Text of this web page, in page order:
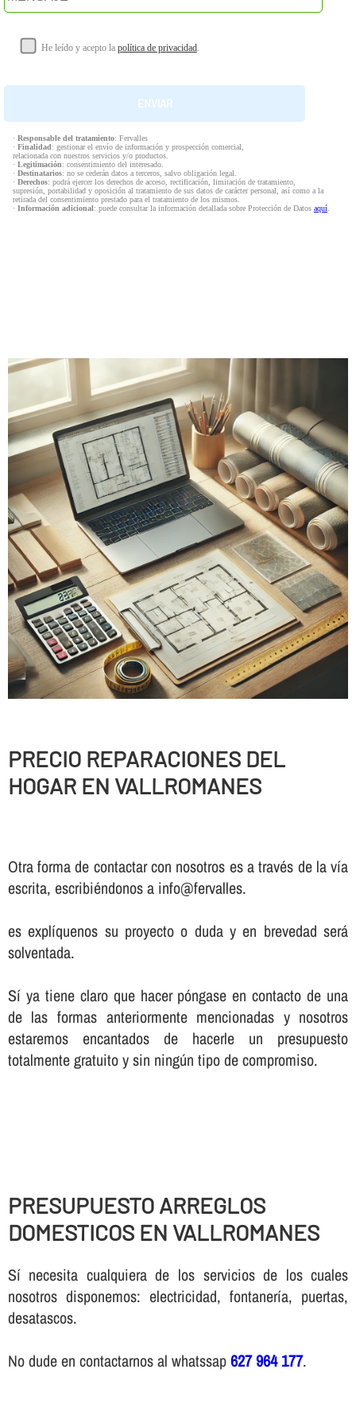
He leído y acepto la política de privacidad.
· Responsable del tratamiento: Fervalles
· Finalidad: gestionar el envío de información y prospección comercial,
relacionada con nuestros servicios y/o productos.
· Legitimación: consentimiento del interesado.
· Destinatarios: no se cederán datos a terceros, salvo obligación legal.
· Derechos: podrá ejercer los derechos de acceso, rectificación, limitación de tratamiento,
supresión, portabilidad y oposición al tratamiento de sus datos de carácter personal, así como a la
retirada del consentimiento prestado para el tratamiento de los mismos.
· Información adicional: puede consultar la información detallada sobre Protección de Datos aquí.
PRECIO REPARACIONES DEL
HOGAR EN VALLROMANES
Otra forma de contactar con nosotros es a través de la vía
escrita, escribiéndonos a info@fervalles.
es explíquenos su proyecto o duda y en brevedad será
solventada.
Sí ya tiene claro que hacer póngase en contacto de una
de las formas anteriormente mencionadas y nosotros
estaremos encantados de hacerle un presupuesto
totalmente gratuito y sin ningún tipo de compromiso.
PRESUPUESTO ARREGLOS
DOMESTICOS EN VALLROMANES
Sí necesita cualquiera de los servicios de los cuales
nosotros disponemos: electricidad, fontanería, puertas,
desatascos.
No dude en contactarnos al whatssap627 964 177.